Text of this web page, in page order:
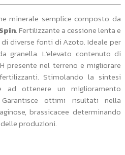
minerale semplice composto da
. Fertilizzante a cessione lenta e
diverse fonti di Azoto. Ideale per
granella. L’elevato contenuto di
presente nel terreno e migliorare
Stimolando la sintesi
ad ottenere un miglioramento
ottimi risultati nella
brassicacee determinando
produzioni.